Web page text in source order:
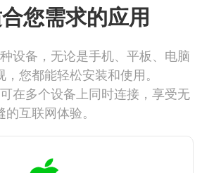
您需求的应用
设备，无论是手机、平板、电脑
您都能轻松安装和使用。
在多个设备上同时连接，享受无
的互联网体验。